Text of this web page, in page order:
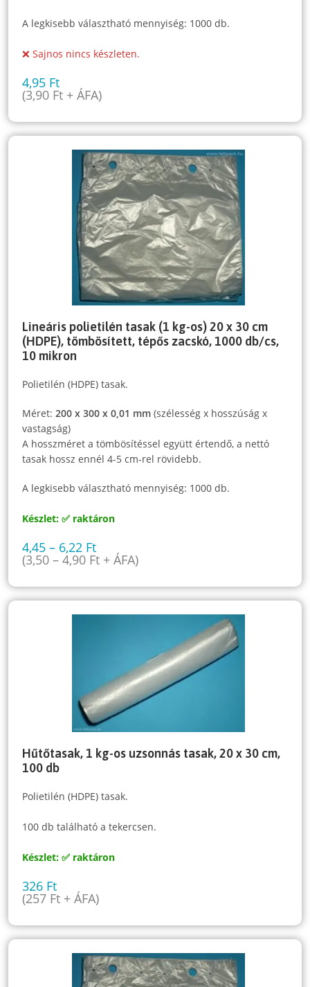
A legkisebb választható mennyiség: 1000 db.
❌ Sajnos nincs készleten.
4,95 Ft
(3,90 Ft + ÁFA)
Lineáris polietilén tasak (1 kg-os) 20 x 30 cm
(HDPE), tömbösített, tépős zacskó, 1000 db/cs,
10 mikron
Polietilén (HDPE) tasak.
Méret:200 x 300 x 0,01 mm (szélesség x hosszúság x
vastagság)
A hosszméret a tömbösítéssel együtt értendő, a nettó
tasak hossz ennél 4-5 cm-rel rövidebb.
A legkisebb választható mennyiség: 1000 db.
Készlet: ✅ raktáron
4,45– 6,22 Ft
(3,50–4,90 Ft + ÁFA)
Hűtőtasak, 1 kg-os uzsonnás tasak, 20 x 30 cm,
100 db
Polietilén (HDPE) tasak.
100 db található a tekercsen.
Készlet: ✅ raktáron
326 Ft
(257 Ft + ÁFA)